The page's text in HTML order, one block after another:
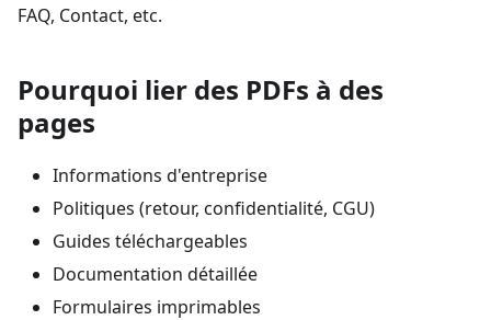
FAQ, Contact, etc.
Pourquoi lier des PDFs à des
pages
Informations d'entreprise
Politiques (retour, confidentialité, CGU)
Guides téléchargeables
Documentation détaillée
Formulaires imprimables